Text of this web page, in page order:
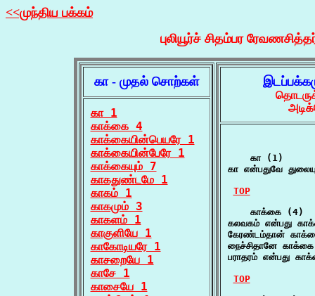
<<முந்திய பக்கம்
புலியூர்ச் சிதம்பர
கா - முதல் சொற்கள்
கா 1
காக்கை 4
காக்கையின்பெயரே 1
காக்கையின்பேரே 1
காக்கையும் 7
காகதுண்டமே 1
காகம் 1
காகமும் 3
காகளம் 1
காகுளியே 1
காகோடியரே 1
காசறையே 1
காசே 1
காசையே 1
    கா (1)
கா என்பதுவே
TOP
    காக்கை (4)
கலவகம் என்பது
கேரண்டம்தான்
நைச்சிதானே
பராதரம் என்பது
TOP